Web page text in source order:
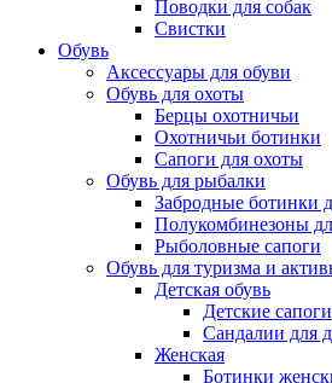
Поводки для собак
Свистки
Обувь
Аксессуары для обуви
Обувь для охоты
Берцы охотничьи
Охотничьи ботинки
Сапоги для охоты
Обувь для рыбалки
Забродные ботинки
Полукомбинезоны
Рыболовные сапоги
Обувь для туризма и
Детская обувь
Детские сапоги
Сандалии для
Женская
Ботинки